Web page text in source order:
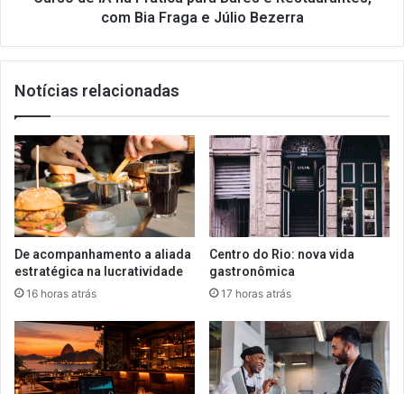
Bezerra
com Bia Fraga e Júlio Bezerra
Notícias relacionadas
De acompanhamento a aliada
estratégica na lucratividade
16 horas atrás
Centro do Rio: nova vida
gastronômica
17 horas atrás